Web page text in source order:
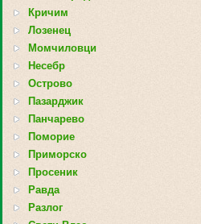
Кричим
Лозенец
Момчиловци
Несебр
Острово
Пазарджик
Панчарево
Поморие
Приморско
Просеник
Равда
Разлог